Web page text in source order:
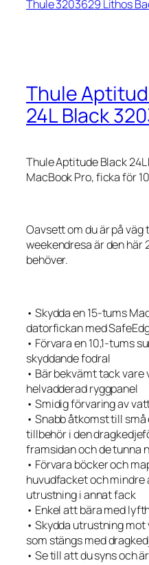
Thule 3203629 Lithos
Thule
24L Black
Thule Aptitude Black 24L
MacBook Pro, ficka för
Oavsett om du är på väg
weekendresa är den här
behöver.
• Skydda en 15-tums
datorfickan med
• Förvara en 10,1-tums
skyddande fodral
• Bär bekvämt tack
helvadderad ryggpanel
• Smidig förvaring av
• Snabb åtkomst till
tillbehör i den
framsidan och de tunna
• Förvara böcker och
huvudfacket och
utrustning i annat fack
• Enkel att bära med
• Skydda utrustning
som stängs med
• Se till att du syns och